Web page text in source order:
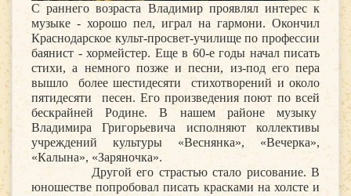
С раннего возраста Владимир проявлял интерес к
музыке - хорошо пел, играл на гармони. Окончил
Краснодарское культ-просвет-училище по профессии
баянист - хормейстер. Еще в 60-е годы начал писать
стихи, а немного позже и песни, из-под его пера
вышло более шестидесяти стихотворений и около
пятидесяти песен. Его произведения поют по всей
бескрайней Родине. В нашем районе музыку
Владимира Григорьевича исполняют коллективы
учреждений культуры «Веснянка», «Вечерка»,
«Калына», «Заряночка».
Другой его страстью стало рисование. В
юношестве попробовал писать красками на холсте и